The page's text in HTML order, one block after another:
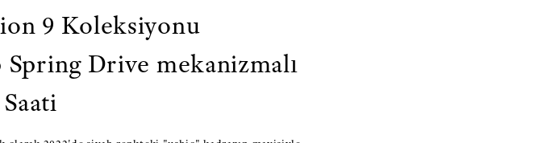
9 Koleksiyonu
Drive mekanizmalı